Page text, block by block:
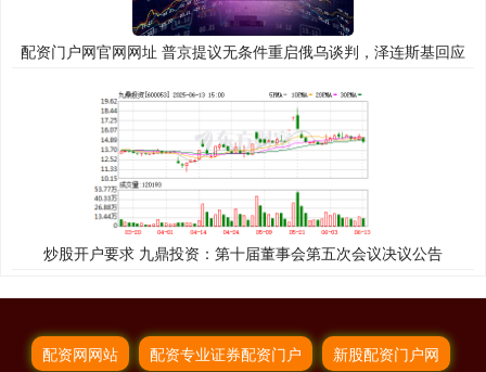
配资门户网官网网址 普京提议无条件重启俄乌谈判，泽连斯基回应
炒股开户要求 九鼎投资：第十届董事会第五次会议决议公告
配资网网站 配资专业证券配资门户 新股配资门户网